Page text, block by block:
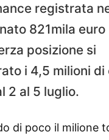
registrata
821mila euro
posizione si
i 4,5 milioni di
2 al 5 luglio.
di poco il milione